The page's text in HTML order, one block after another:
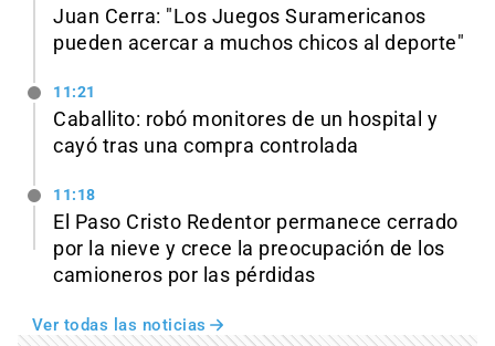
Juan Cerra: "Los Juegos Suramericanos
pueden acercar a muchos chicos al deporte"
11:21
Caballito: robó monitores de un hospital y
cayó tras una compra controlada
11:18
El Paso Cristo Redentor permanece cerrado
por la nieve y crece la preocupación de los
camioneros por las pérdidas
Ver todas las noticias